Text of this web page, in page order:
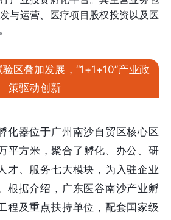
与运营、医疗项目股权投资以及医
区叠加发展，“1+1+10”产业政
策驱动创新
化器位于广州南沙自贸区核心区
平方米，聚合了孵化、办公、研
才、服务七大模块，为入驻企业
根据介绍，广东医谷南沙产业孵
程及重点扶持单位，配套国家级